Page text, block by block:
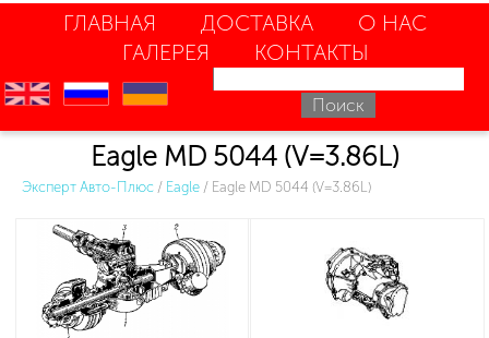
ГЛАВНАЯ ДОСТАВКА
О НАС
ГАЛЕРЕЯ
КОНТАКТЫ
en ru uk
Eagle MD 5044 (V=3.86L)
Эксперт Авто-Плюс / Eagle / Eagle MD 5044 (V=3.86L)